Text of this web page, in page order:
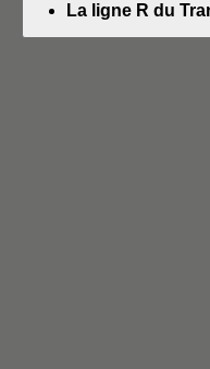
La ligne R du